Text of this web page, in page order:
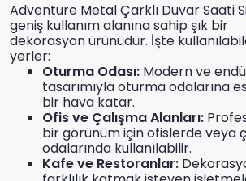
Adventure Metal Çarklı Duvar Saati
geniş kullanım alanına sahip şık bir
dekorasyon ürünüdür. İşte
yerler:
Oturma Odası: Modern ve
tasarımıyla oturma odalarına
bir hava katar.
Ofis ve Çalışma Alanları:
bir görünüm için ofislerde veya
odalarında kullanılabilir.
Kafe ve Restoranlar: